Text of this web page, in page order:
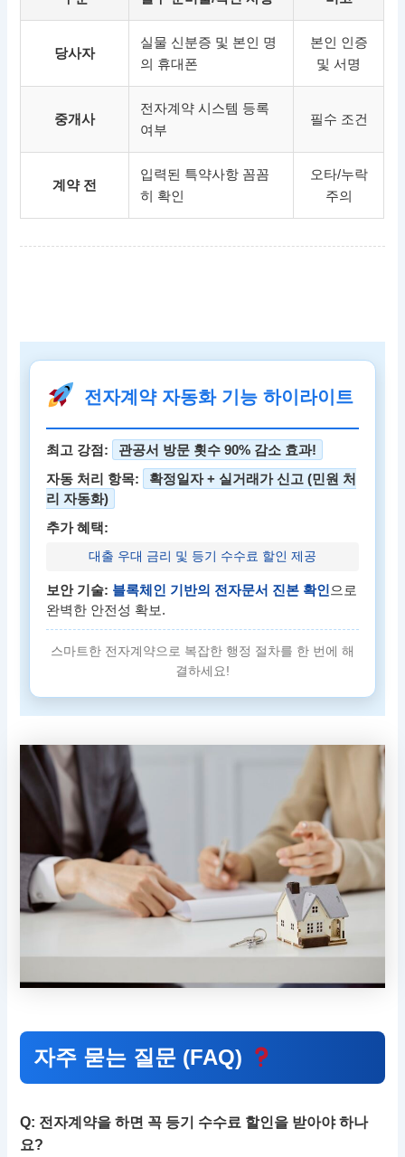
당사자
실물 신분증 및 본인 명
의 휴대폰
본인 인증
및 서명
중개사
전자계약 시스템 등록
여부
필수 조건
계약 전
입력된 특약사항 꼼꼼
히 확인
오타/누락
주의
전자계약 자동화 기능 하이라이트
최고 강점:
관공서 방문 횟수 90% 감소 효과!
자동 처리 항목:
확정일자 + 실거래가 신고 (민원 처
리 자동화)
추가 혜택:
대출 우대 금리 및 등기 수수료 할인 제공
보안 기술: 블록체인 기반의 전자문서 진본 확인 으로
완벽한 안전성 확보.
스마트한 전자계약으로 복잡한 행정 절차를 한 번에 해
결하세요!
자주 묻는 질문 (FAQ)
Q: 전자계약을 하면 꼭 등기 수수료 할인을 받아야 하나
요?